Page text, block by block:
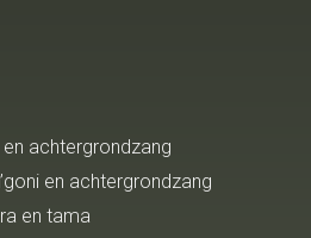
achtergrondzang
en achtergrondzang
en tama